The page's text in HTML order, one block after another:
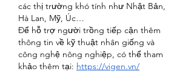
các thị trường khó tính như Nhật Bản,
Hà Lan, Mỹ, Úc…
Để hỗ trợ người trồng tiếp cận thêm
thông tin về kỹ thuật nhân giống và
công nghệ nông nghiệp, có thể tham
khảo thêm tại: https://vigen.vn/